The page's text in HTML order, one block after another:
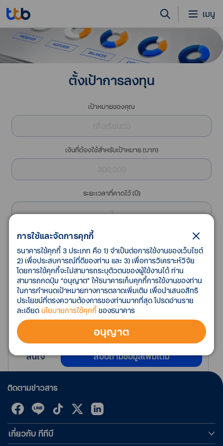
เมนู
ตั้งเป้าการลงทุน
เป้าหมายของคุณ
เงินที่ต้องใช้สำหรับเป้าหมาย (บาท)
ระยะเวลาที่คาดไว้ (ปี)
ความเสี่ยงการลงทุน
มีสิทธิ์ +/- 2% หรือมากกว่า
มาดูแผนที่เป็นไปได้กัน
เป็นเพียงการคาดการณ์จากผลที่ผ่านมาเท่านั้น
สนใจ สอบถามข้อมูลเพิ่มเติม
ติดตามข่าวสาร
เกี่ยวกับ ทีทีบี
การใช้และจัดการคุกกี้
ธนาคารใช้คุกกี้ 3 ประเภท คือ 1) จำเป็นต่อการใช้งานของเว็บไซต์
2) เพื่อประสบการณ์ที่ดีของท่าน และ 3) เพื่อการวิเคราะห์วิจัย
โดยการใช้คุกกี้จะไม่สามารถระบุตัวตนของผู้ใช้งานได้ ท่าน
สามารถกดปุ่ม “อนุญาต” ให้ธนาคารเก็บคุกกี้การใช้งานของท่าน
ในการกำหนดเป้าหมายทางการตลาดเพิ่มเติม เพื่อนำเสนอสิทธิ
ประโยชน์ที่ตรงความต้องการของท่านมากที่สุด โปรดอ่านราย
ละเอียด นโยบายการใช้คุกกี้ของธนาคาร
อนุญาต